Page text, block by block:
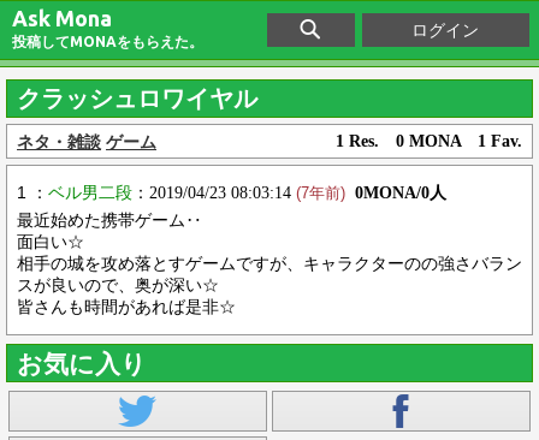
Ask Mona
投稿してMONAをもらえた。
ログイン
クラッシュロワイヤル
ネタ・雑談 ゲーム 1 Res. 0 MONA 1 Fav.
1 ： ベル男二段 ：2019/04/23 08:03:14 (7年前) 0MONA/0人
最近始めた携帯ゲーム‥
面白い☆
相手の城を攻め落とすゲームですが、キャラクターのの強さバラン
スが良いので、奥が深い☆
皆さんも時間があれば是非☆
お気に入り